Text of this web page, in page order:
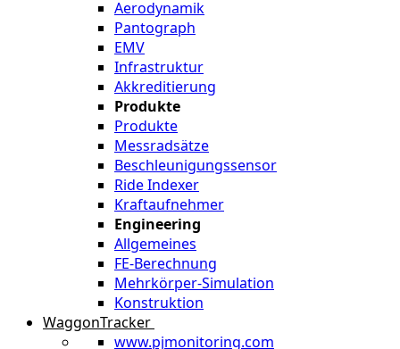
Aerodynamik
Pantograph
EMV
Infrastruktur
Akkreditierung
Produkte
Produkte
Messradsätze
Beschleunigungssensor
Ride Indexer
Kraftaufnehmer
Engineering
Allgemeines
FE-Berechnung
Mehrkörper-Simulation
Konstruktion
WaggonTracker
www.pjmonitoring.com